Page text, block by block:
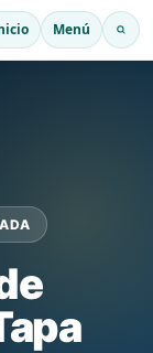
Menú